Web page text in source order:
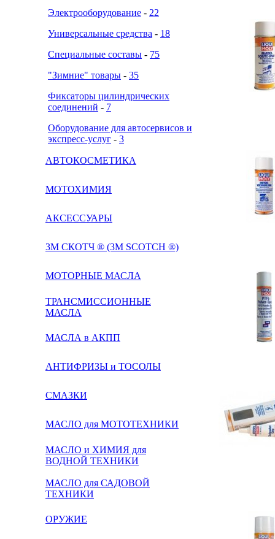
Электрооборудование - 22
Универсальные средства - 18
Специальные составы - 75
"Зимние" товары - 35
Фиксаторы цилиндрических
соединений - 7
Оборудование для автосервисов и
экспресс-услуг - 3
АВТОКОСМЕТИКА
МОТОХИМИЯ
АКСЕССУАРЫ
3М СКОТЧ ® (3M SCOTCH ®)
МОТОРНЫЕ МАСЛА
ТРАНСМИССИОННЫЕ
МАСЛА
МАСЛА в АКПП
АНТИФРИЗЫ и ТОСОЛЫ
СМАЗКИ
МАСЛО для МОТОТЕХНИКИ
МАСЛО и ХИМИЯ для
ВОДНОЙ ТЕХНИКИ
МАСЛО для САДОВОЙ
ТЕХНИКИ
ОРУЖИЕ